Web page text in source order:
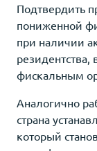
Подтвердить
пониженной
при наличии
фискальным
Аналогично
страна
который